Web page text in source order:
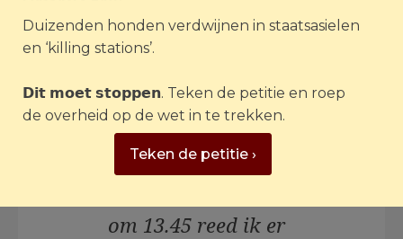
hittestress
beelden). Die heeft
ook lang gewacht.
Ik ben daarna
om 13.45 reed ik er
Duizenden honden verdwijnen in staatsasielen
en ‘killing stations’.
𝗗𝗶𝘁 𝗺𝗼𝗲𝘁 𝘀𝘁𝗼𝗽𝗽𝗲𝗻. Teken de petitie en roep
de overheid op de wet in te trekken.
Teken de petitie ›